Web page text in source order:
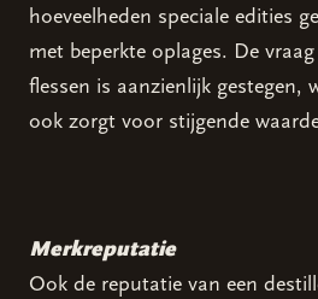
hoeveelheden speciale edities
met beperkte oplages. De
flessen is aanzienlijk gestegen,
ook zorgt voor stijgende
Merkreputatie
Ook de reputatie van een